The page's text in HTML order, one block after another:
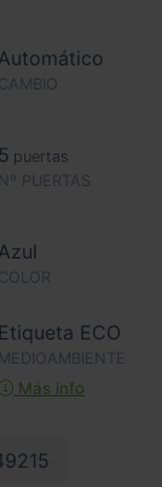
CAMBIO
Automático
Nº PUERTAS
5 puertas
Azul
COLOR
Etiqueta ECO
MEDIOAMBIENTE
Más info